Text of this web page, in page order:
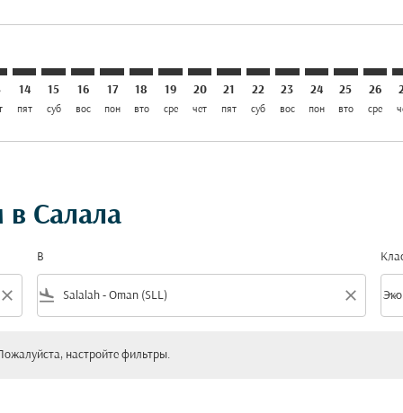
14
пят
15
суб
16
вос
17
пон
18
вто
19
сре
20
чет
21
пят
22
суб
23
вос
24
пон
25
вто
26
сре
Салала
close
В
flight_land close keyboard_arrow_down
настройте фильтры.